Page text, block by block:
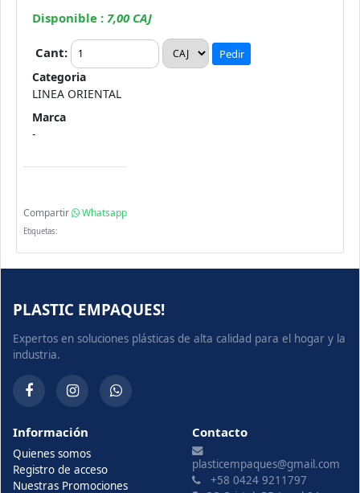
Disponible : 7,00 CAJ
Cant: Pedir
Categoria
LINEA ORIENTAL
Marca
-
Compartir Whatsapp
Etiquetas:
PLASTIC EMPAQUES!
Expertos en soluciones plásticas de alta calidad para el hogar y la
industria.
Información
Quienes somos
Registro de acceso
Nuestras Promociones
Contacto
plasticempaques@gmail.com
+58 0424 9211797